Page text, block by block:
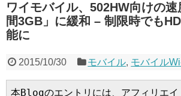
ワイモバイル、502HW向けの速
間3GB」に緩和 – 制限時でも
能に
2015/10/30 モバイル, モバイル
本Blogのエントリには、アフィリエイ